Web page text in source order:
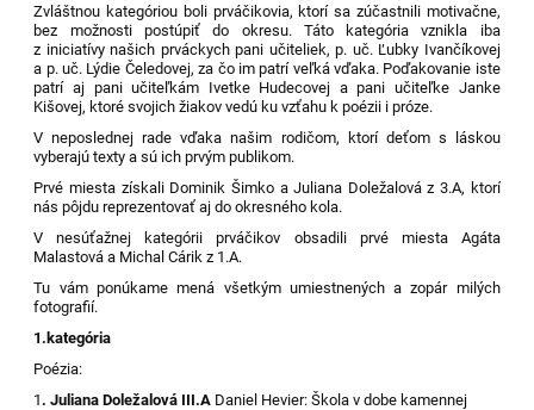
Zvláštnou kategóriou boli prváčikovia, ktorí sa zúčastnili motivačne,
bez možnosti postúpiť do okresu. Táto kategória vznikla iba
z iniciatívy našich prváckych pani učiteliek, p. uč. Ľubky Ivančíkovej
a p. uč. Lýdie Čeledovej, za čo im patrí veľká vďaka. Poďakovanie iste
patrí aj pani učiteľkám Ivetke Hudecovej a pani učiteľke Janke
Kišovej, ktoré svojich žiakov vedú ku vzťahu k poézii i próze.
V neposlednej rade vďaka našim rodičom, ktorí deťom s láskou
vyberajú texty a sú ich prvým publikom.
Prvé miesta získali Dominik Šimko a Juliana Doležalová z 3.A, ktorí
nás pôjdu reprezentovať aj do okresného kola.
V nesúťažnej kategórii prváčikov obsadili prvé miesta Agáta
Malastová a Michal Cárik z 1.A.
Tu vám ponúkame mená všetkým umiestnených a zopár milých
fotografií.
1.kategória
Poézia:
1 . Juliana Doležalová III.A Daniel Hevier: Škola v dobe kamennej